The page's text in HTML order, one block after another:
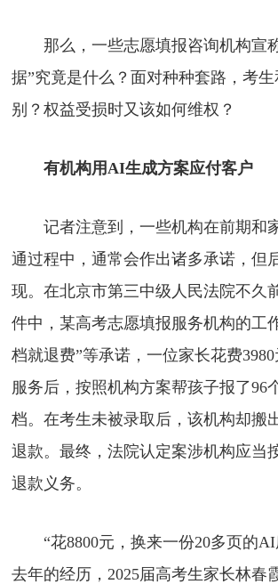
那么，一些志愿填报咨询机构宣
据”究竟是什么？面对种种套路，考
别？权益受损时又该如何维权？
有机构用AI生成方案应付客户
记者注意到，一些机构在前期和
通过程中，通常会作出诸多承诺，但
现。在北京市第三中级人民法院不久
件中，某高考志愿填报服务机构的工
档就退费”等承诺，一位家长花费
服务后，按照机构方案帮孩子报了96
档。在考生未被录取后，该机构却搬
退款。最终，法院认定案涉机构应当
退款义务。
“花8800元，换来一份20多页的AI
去年的经历，2025届高考生家长林春